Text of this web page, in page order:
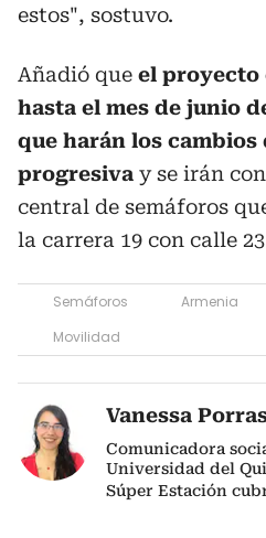
estos", sostuvo.
Añadió que el proyecto
hasta el mes de junio
que harán los cambios
progresiva y se irán
central de semáforos
la carrera 19 con calle
Semáforos Armenia
Movilidad
Vanessa
Comunicadora
Universidad del
Súper Estación